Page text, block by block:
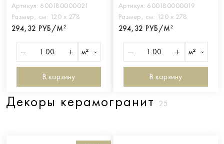
Артикул: 600180000021
Размер, см: 120 х 278
294,32 РУБ/М²
м²
В корзину
Артикул: 600180000019
Размер, см: 120 х 278
294,32 РУБ/М²
м²
В корзину
Декоры керамогранит 25